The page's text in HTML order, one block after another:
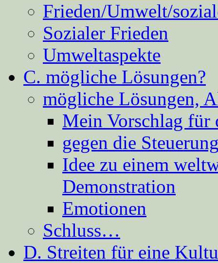
Frieden/Umwelt/
Sozialer Frieden
Umweltaspekte
C. mögliche Lösungen?
mögliche Lösungen,
Mein Vorschlag für
gegen die
Idee zu einem
Demonstration
Emotionen
Schluss…
D. Streiten für eine